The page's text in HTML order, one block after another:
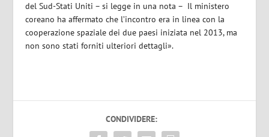
del Sud-Stati Uniti – si legge in una nota – Il ministero
coreano ha affermato che l’incontro era in linea con la
cooperazione spaziale dei due paesi iniziata nel 2013, ma
non sono stati forniti ulteriori dettagli».
CONDIVIDERE: